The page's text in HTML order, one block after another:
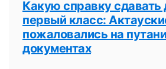
Какую справку сдавать
первый класс:
пожаловались на
документах